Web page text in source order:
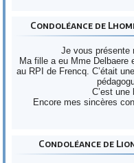
Condoléance de
Je vous présente
Ma fille a eu Mme Delbaere
au RPI de Frencq. C’était
C’est
Encore mes sincères
Condoléance de